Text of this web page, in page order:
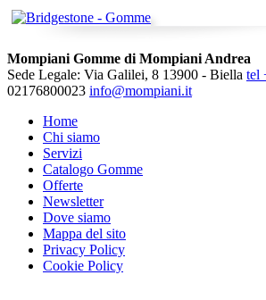
Mompiani Gomme di Mompiani Andrea
Sede Legale: Via Galilei, 8 13900 - Biella tel
02176800023 info@mompiani.it
Home
Chi siamo
Servizi
Catalogo Gomme
Offerte
Newsletter
Dove siamo
Mappa del sito
Privacy Policy
Cookie Policy